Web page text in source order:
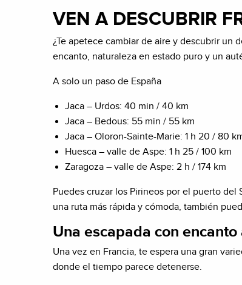
VEN A DESCUBRIR
¿Te apetece cambiar de aire y descubrir un
encanto, naturaleza en estado puro y un
A solo un paso de España
Jaca – Urdos: 40 min / 40 km
Jaca – Bedous: 55 min / 55 km
Jaca – Oloron-Sainte-Marie: 1 h 20 / 80
Huesca – valle de Aspe: 1 h 25 / 100 km
Zaragoza – valle de Aspe: 2 h / 174 km
Puedes cruzar los Pirineos por el puerto
una ruta más rápida y cómoda, también
Una escapada con
Una vez en Francia, te espera una gran
donde el tiempo parece detenerse.